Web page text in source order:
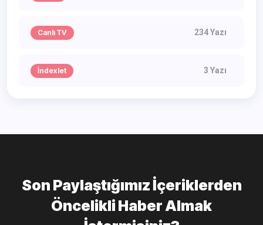
Canlı TV 234 Yazı
İndexlet 3 Yazı
Son Paylaştığımız İçeriklerden
Öncelikli Haber Almak